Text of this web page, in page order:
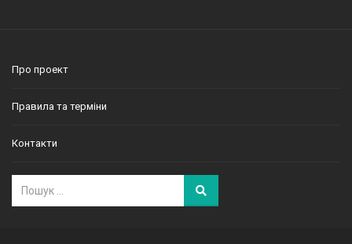
Про проект
Правила та терміни
Контакти